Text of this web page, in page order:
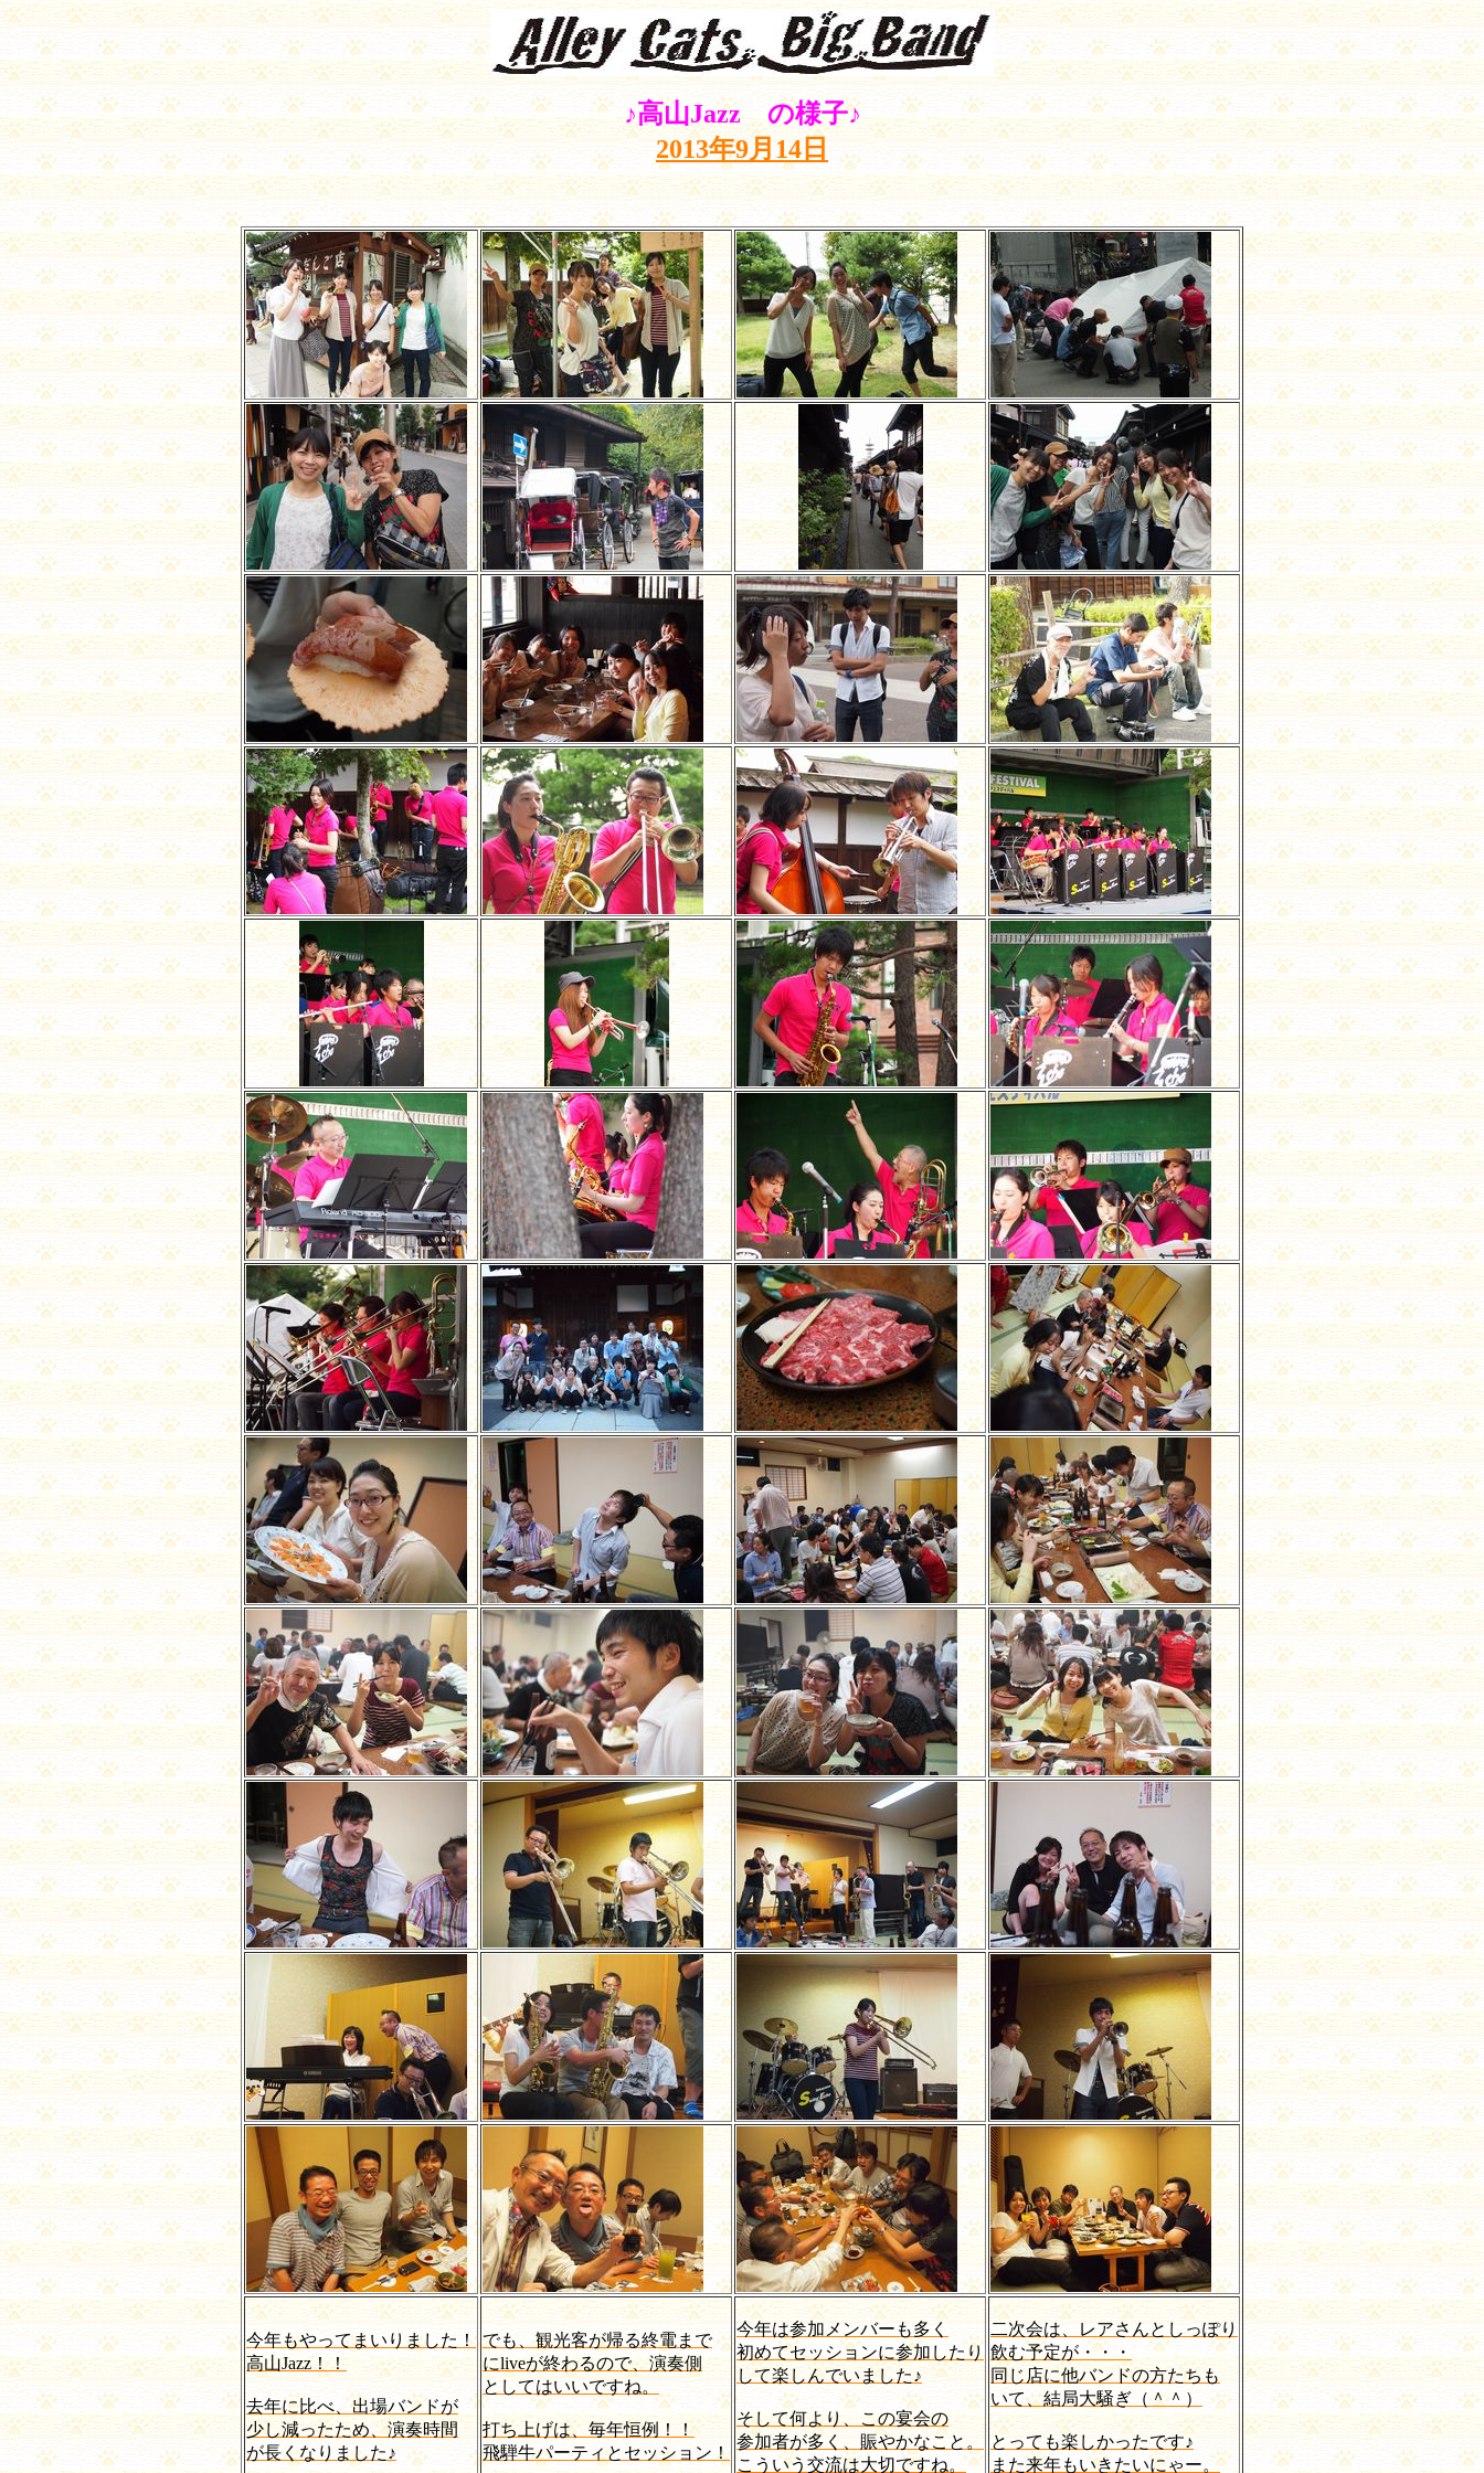
♪高山Jazz の様子♪
2013年9月14日
今年もやってまいりました！
高山Jazz！！
去年に比べ、出場バンドが
少し減ったため、演奏時間
が長くなりました♪
でも、観光客が帰る終電まで
にliveが終わるので、演奏側
としてはいいですね。
打ち上げは、毎年恒例！！
飛騨牛パーティとセッション！
今年は参加メンバーも多く
初めてセッションに参加したり
して楽しんでいました♪
そして何より、この宴会の
参加者が多く、賑やかなこと。
こういう交流は大切ですね。
二次会は、レアさんとしっぽり
飲む予定が・・・
同じ店に他バンドの方たちも
いて、結局大騒ぎ（＾＾）
とっても楽しかったです♪
また来年もいきたいにゃー。